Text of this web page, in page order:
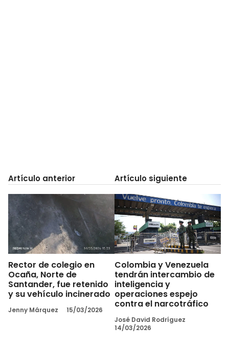
Artículo anterior
Rector de colegio en
Ocaña, Norte de
Santander, fue retenido
y su vehículo incinerado
Jenny Márquez 15/03/2026
Artículo siguiente
Colombia y Venezuela
tendrán intercambio de
inteligencia y
operaciones espejo
contra el narcotráfico
José David Rodríguez
14/03/2026